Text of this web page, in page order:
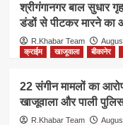
श्रीगंगानगर बाल सुधार
डंडों से पीटकर मारने का
R.Khabar Team
क्राईम
खाजूवाला बीकानेर
22 संगीन मामलों का
खाजूवाला और पाली
R.Khabar Team